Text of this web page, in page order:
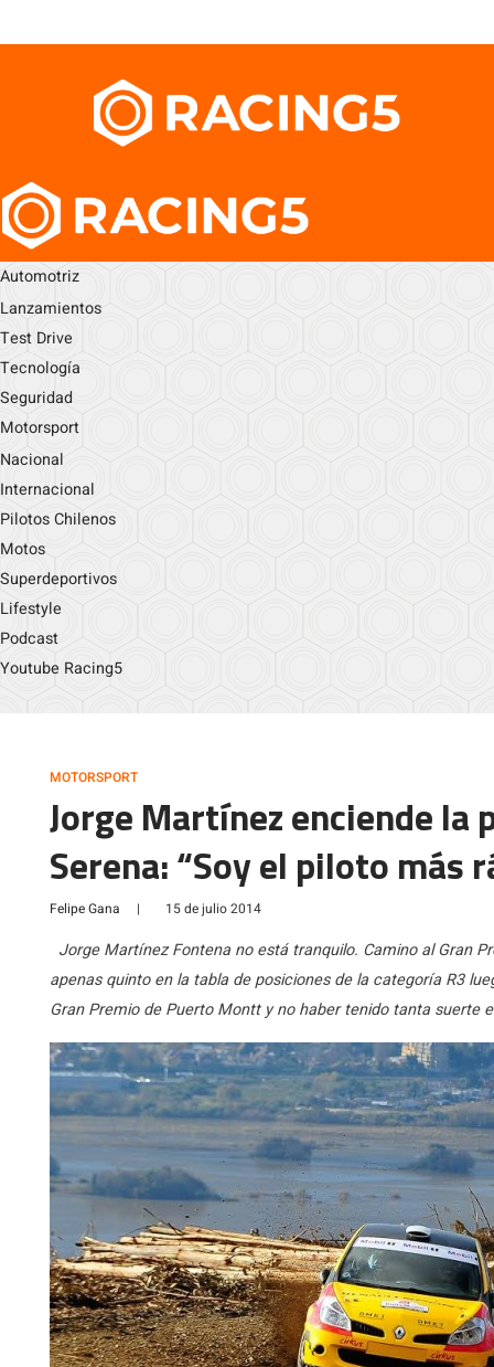
Automotriz
Lanzamientos
Test Drive
Tecnología
Seguridad
Motorsport
Nacional
Internacional
Pilotos Chilenos
Motos
Superdeportivos
Lifestyle
Podcast
Youtube Racing5
MOTORSPORT
Jorge Martínez enciende la
Serena: “Soy el piloto más
Felipe Gana | 15 de julio 2014
Jorge Martínez Fontena no está tranquilo. Camino al Gran
apenas quinto en la tabla de posiciones de la categoría R3
Gran Premio de Puerto Montt y no haber tenido tanta suerte